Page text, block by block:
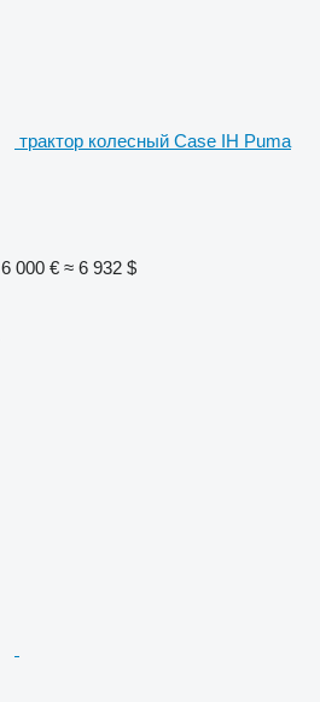
трактор колесный Case IH Puma
6 000 € ≈ 6 932 $